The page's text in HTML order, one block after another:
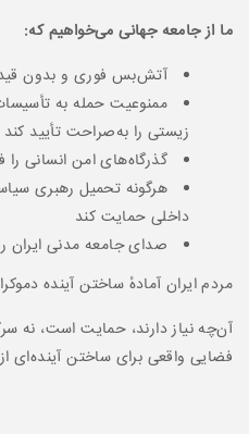
ما از جامعه جهانی می‌خواهیم که:
آتش‌بس فوری و بدون قید
ممنوعیت حمله به
زیستی را به‌صراحت تأیید کند
گذرگاه‌های امن انسانی
هرگونه تحمیل رهبری
داخلی حمایت کند
صدای جامعه مدنی ایران
مردم ایران آمادهٔ ساختن آینده
آن‌چه نیاز دارند، حمایت است، نه
فضایی واقعی برای ساختن آینده‌ای